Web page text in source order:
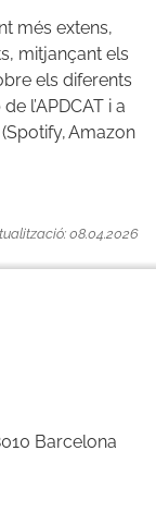
més extens,
mitjançant els
els diferents
l’APDCAT i a
Amazon
08.04.2026
Barcelona